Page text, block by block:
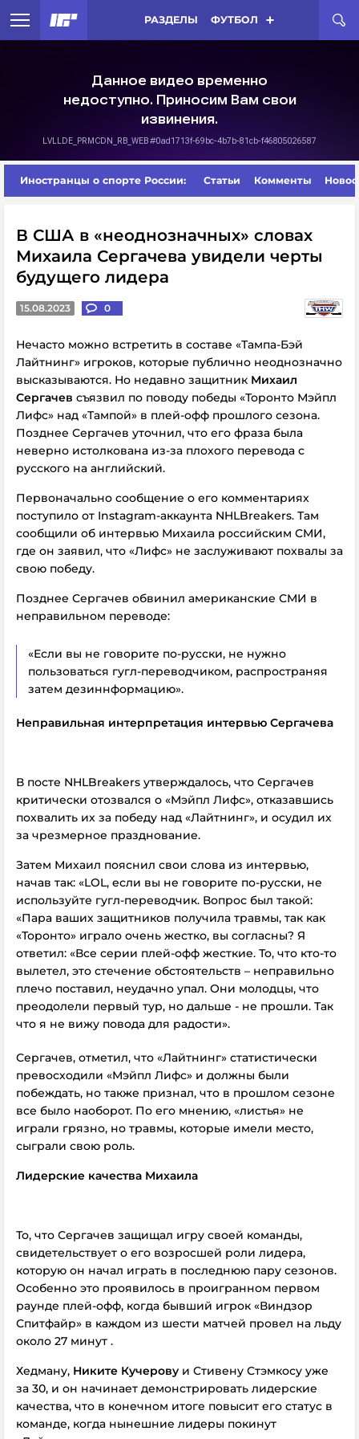
РАЗДЕЛЫ ФУТБОЛ
Иностранцы о спорте России: Статьи Комменты
В США в «неоднозначных» словах
Михаила Сергачева увидели черты
будущего лидера
15.08.2023 0
Нечасто можно встретить в составе «Тампа-Бэй
Лайтнинг» игроков, которые публично неоднозначно
высказываются. Но недавно защитник Михаил
Сергачев съязвил по поводу победы «Торонто Мэйпл
Лифс» над «Тампой» в плей-офф прошлого сезона.
Позднее Сергачев уточнил, что его фраза была
неверно истолкована из-за плохого перевода с
русского на английский.
Первоначально сообщение о его комментариях
поступило от Instagram-аккаунта NHLBreakers. Там
сообщили об интервью Михаила российским СМИ,
где он заявил, что «Лифс» не заслуживают похвалы за
свою победу.
Позднее Сергачев обвинил американские СМИ в
неправильном переводе:
«Если вы не говорите по-русски, не нужно
пользоваться гугл-переводчиком, распространяя
затем дезиннформацию».
Неправильная интерпретация интервью Сергачева
В посте NHLBreakers утверждалось, что Сергачев
критически отозвался о «Мэйпл Лифс», отказавшись
похвалить их за победу над «Лайтнинг», и осудил их
за чрезмерное празднование.
Затем Михаил пояснил свои слова из интервью,
начав так: «LOL, если вы не говорите по-русски, не
используйте гугл-переводчик. Вопрос был такой:
«Пара ваших защитников получила травмы, так как
«Торонто» играло очень жестко, вы согласны? Я
ответил: «Все серии плей-офф жесткие. То, что кто-то
вылетел, это стечение обстоятельств – неправильно
плечо поставил, неудачно упал. Они молодцы, что
преодолели первый тур, но дальше - не прошли. Так
что я не вижу повода для радости».
Сергачев, отметил, что «Лайтнинг» статистически
превосходили «Мэйпл Лифс» и должны были
побеждать, но также признал, что в прошлом сезоне
все было наоборот. По его мнению, «листья» не
играли грязно, но травмы, которые имели место,
сыграли свою роль.
Лидерские качества Михаила
То, что Сергачев защищал игру своей команды,
свидетельствует о его возросшей роли лидера,
которую он начал играть в последнюю пару сезонов.
Особенно это проявилось в проигранном первом
раунде плей-офф, когда бывший игрок «Виндзор
Спитфайр» в каждом из шести матчей провел на льду
около 27 минут .
Хедману, Никите Кучерову и Стивену Стэмкосу уже
за 30, и он начинает демонстрировать лидерские
качества, что в конечном итоге повысит его статус в
команде, когда нынешние лидеры покинут